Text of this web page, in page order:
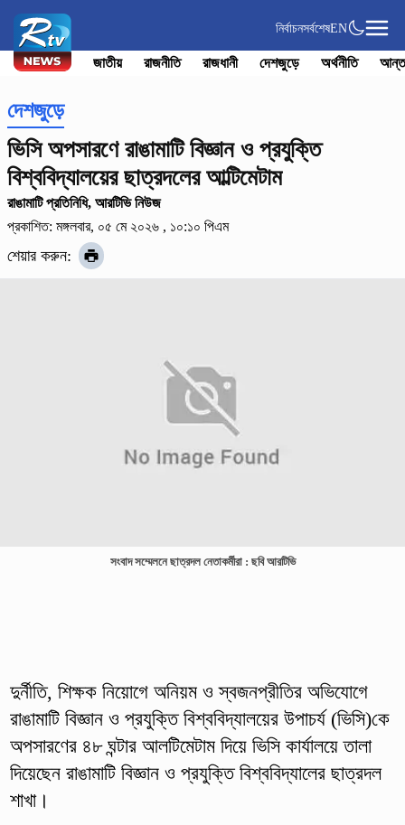
নির্বাচনসর্বশেষEN
জাতীয় রাজনীতি রাজধানী দেশজুড়ে অর্থনীতি
দেশজুড়ে
ভিসি অপসারণে রাঙামাটি বিজ্ঞান ও প্রযুক্তি
বিশ্ববিদ্যালয়ের ছাত্রদলের আল্টিমেটাম
রাঙামাটি প্রতিনিধি, আরটিভি নিউজ
প্রকাশিত: মঙ্গলবার, ০৫ মে ২০২৬ , ১০:১০ পিএম
শেয়ার করুন:
সংবাদ সম্মেলনে ছাত্রদল নেতাকর্মীরা : ছবি আরটিভি
দুর্নীতি, শিক্ষক নিয়োগে অনিয়ম ও স্বজনপ্রীতির অভিযোগে
রাঙামাটি বিজ্ঞান ও প্রযুক্তি বিশ্ববিদ্যালয়ের উপাচর্য (ভিসি)কে
অপসারণের ৪৮ ঘন্টার আলটিমেটাম দিয়ে ভিসি কার্যালয়ে তালা
দিয়েছেন রাঙামাটি বিজ্ঞান ও প্রযুক্তি বিশ্ববিদ্যালের ছাত্রদল
শাখা।